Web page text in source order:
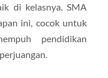
di kelasnya. SMA
ini, cocok untuk
pendidikan